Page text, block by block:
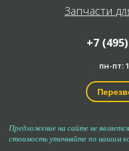
Запчасти
+7
пн-пт:
Предложение на сайте не
стоимость уточняйте по нашим